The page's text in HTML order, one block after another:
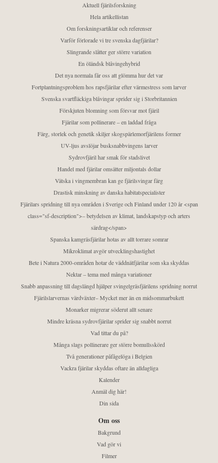
Aktuell fjärilsforskning
Hela artikellistan
Om forskningsartiklar och referenser
Varför förlorade vi tre svenska dagfjärilar?
Slingrande slåtter ger större variation
En öländsk blåvingehybrid
Det nya normala får oss att glömma hur det var
Fortplantningsproblem hos rapsfjärilar efter värmestress som larver
Svenska svartfläckiga blåvingar sprider sig i Storbritannien
Förskjuten blomning som försvar mot fjäril
Fjärilar som pollinerare – en laddad fråga
Färg, storlek och genetik skiljer skogspärlemorfjärilens former
UV-ljus avslöjar busksnabbvingens larver
Sydrovfjäril har smak för stadslivet
Handel med fjärilar omsätter miljontals dollar
Vätska i vingmembran kan ge fjärilsvingar färg
Drastisk minskning av danska habitatspecialister
Fjärilars spridning till nya områden i Sverige och Finland under 120 år <span
class="sf-description">– betydelsen av klimat, landskapstyp och arters
särdrag</span>
Spanska kamgräsfjärilar hotas av allt torrare somrar
Mikroklimat avgör utvecklingshastighet
Bete i Natura 2000-områden hotar de väddnätfjärilar som ska skyddas
Nektar – tema med många variationer
Snabb anpassning till dagslängd hjälper svingelgräsfjärilens spridning norrut
Fjärilslarvernas värdväxter– Mycket mer än en midsommarbukett
Monarker migrerar söderut allt senare
Mindre kräsna sydrovfjärilar sprider sig snabbt norrut
Vad tittar du på?
Många slags pollinerare ger större bomullsskörd
Två generationer påfågelöga i Belgien
Vackra fjärilar skyddas oftare än alldagliga
Kalender
Anmäl dig här!
Din sida
Om oss
Bakgrund
Vad gör vi
Filmer